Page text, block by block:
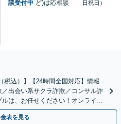
談受付中 ど)は応相談
日祝日）
税込）】【24時間全国対応】情報
出会い系サクラ詐欺／コンサル詐
は、お任せください！オンライン
表を見る